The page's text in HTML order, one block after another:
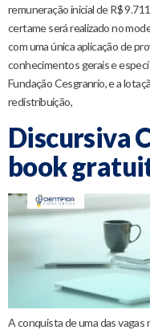
remuneração inicial de R$
certame será realizado no
com uma única aplicação de
conhecimentos gerais e
Fundação Cesgranrio, e a
redistribuição,
Discursiva
book
A conquista de uma das vagas